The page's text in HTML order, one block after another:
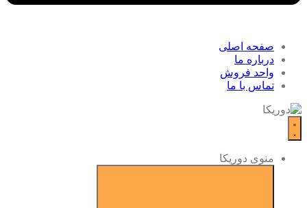
صفحه اصلی
درباره ما
واحد فروش
تماس با ما
منوی دوریکا